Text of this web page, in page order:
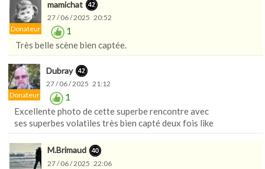
Donateur
mamichat
27 / 06 / 2025 20:52
1
Très belle scène bien captée.
Donateur
Dubray
27 / 06 / 2025 21:12
1
Excellente photo de cette superbe rencontre avec
ses superbes volatiles très bien capté deux fois like
M.Brimaud
27 / 06 / 2025 22:06